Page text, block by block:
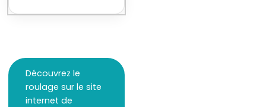
Découvrez le
roulage sur le site
internet de